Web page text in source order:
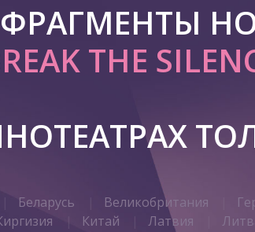
THE
Беларусь Великобритания
Китай Латвия